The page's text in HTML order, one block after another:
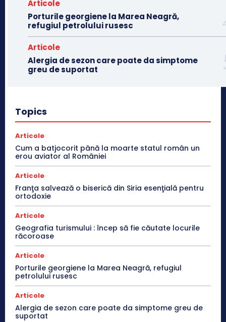
Articole
Porturile georgiene la Marea Neagră,
refugiul petrolului rusesc
Articole
Alergia de sezon care poate da simptome
greu de suportat
Topics
Articole
Cum a batjocorit până la moarte statul român un
erou aviator al României
Articole
Franţa salvează o biserică din Siria esenţială pentru
ortodoxie
Articole
Geografia turismului : încep să fie căutate locurile
răcoroase
Articole
Porturile georgiene la Marea Neagră, refugiul
petrolului rusesc
Articole
Alergia de sezon care poate da simptome greu de
suportat